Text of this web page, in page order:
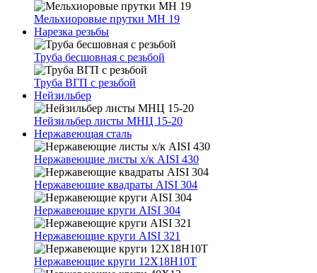
Мельхиоровые прутки МН 19
Нарезка резьбы
Труба бесшовная с резьбой
Труба ВГП с резьбой
Нейзильбер
Нейзильбер листы МНЦ 15-20
Нержавеющая сталь
Нержавеющие листы х/к AISI 430
Нержавеющие квадраты AISI 304
Нержавеющие круги AISI 304
Нержавеющие круги AISI 321
Нержавеющие круги 12Х18Н10Т